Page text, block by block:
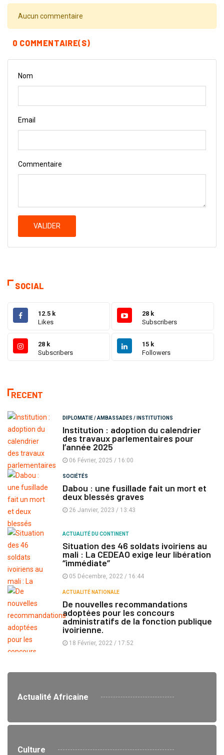
Aucun commentaire
0 COMMENTAIRE(S)
Nom
Email
Commentaire
VALIDER
SOCIAL
12.5 k
Likes
28 k
Subscribers
28 k
Subscribers
15 k
Followers
RECENT
DIPLOMATIE / AMBASSADES / INSTITUTIONS
Institution : adoption du calendrier
des travaux parlementaires pour
l’année 2025
06 Février, 2025 / 16:00
SOCIÉTÉS
Dabou : une fusillade fait un mort et
deux blessés graves
26 Janvier, 2023 / 13:43
ACTUALITÉ DU CONTINENT
Situation des 46 soldats ivoiriens au
mali : La CEDEAO exige leur libération
‘‘immédiate’’
05 Décembre, 2022 / 16:44
ACTUALITÉ NATIONALE
De nouvelles recommandations
adoptées pour les concours
administratifs de la fonction publique
ivoirienne.
18 Février, 2022 / 17:52
Actualité Africaine
Culture